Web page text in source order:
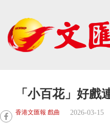
「小百花」好戲
香港文匯報 戲曲 2026-03-15